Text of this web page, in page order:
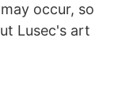
occur, so
Lusec's art